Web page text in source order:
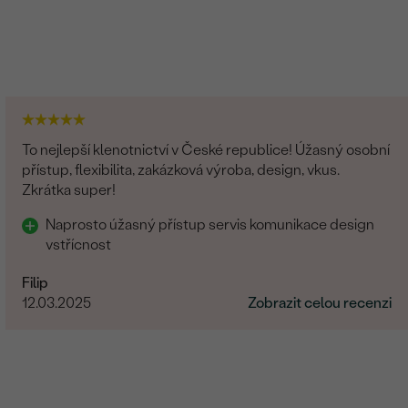
To nejlepší klenotnictví v České republice! Úžasný osobní
přístup, flexibilita, zakázková výroba, design, vkus.
Zkrátka super!
Naprosto úžasný přístup servis komunikace design
vstřícnost
Filip
12.03.2025
Zobrazit celou recenzi